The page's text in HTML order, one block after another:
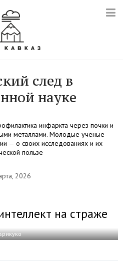
след в
науке
инфаркта через почки и
металлами. Молодые ученые-
— о своих исследованиях и их
пользе
2026
на страже